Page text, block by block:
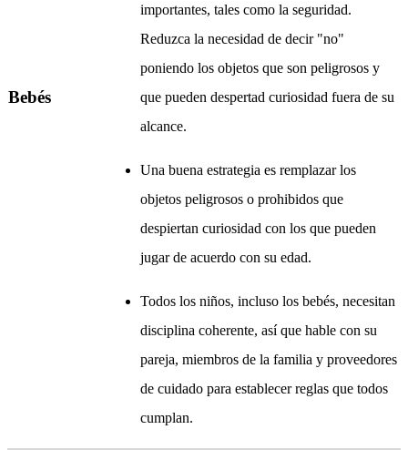
Bebés
importantes, tales como la seguridad.
Reduzca la necesidad de decir "no"
poniendo los objetos que son peligrosos y
que pueden despertad curiosidad fuera de su
alcance.
Una buena estrategia es remplazar los
objetos peligrosos o prohibidos que
despiertan curiosidad con los que pueden
jugar de acuerdo con su edad.
Todos los niños, incluso los bebés, necesitan
disciplina coherente, así que hable con su
pareja, miembros de la familia y proveedores
de cuidado para establecer reglas que todos
cumplan.